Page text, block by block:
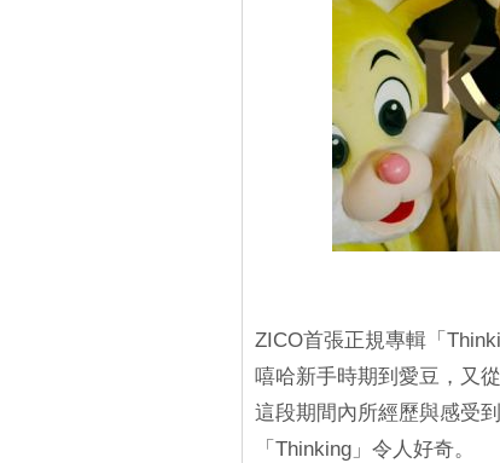
ZICO首張正規專輯「
嘻哈新手時期到愛豆，又
這段期間內所經歷與感受
「Thinking」令人好奇。